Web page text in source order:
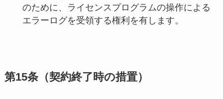
のために、ライセンスプログラムの操作による
エラーログを受領する権利を有します。
第15条（契約終了時の措置）